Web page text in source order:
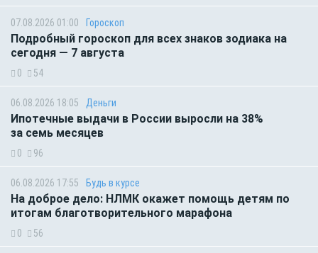
07.08.2026 01:00 Гороскоп
Подробный гороскоп для всех знаков зодиака на
сегодня — 7 августа
0 54
06.08.2026 18:05 Деньги
Ипотечные выдачи в России выросли на 38%
за семь месяцев
0 96
06.08.2026 17:55 Будь в курсе
На доброе дело: НЛМК окажет помощь детям по
итогам благотворительного марафона
0 56